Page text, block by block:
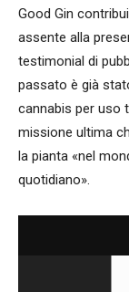
Good Gin
assente alla
testimonial di
passato è già
cannabis per uso
missione ultima
la pianta «nel
quotidiano».